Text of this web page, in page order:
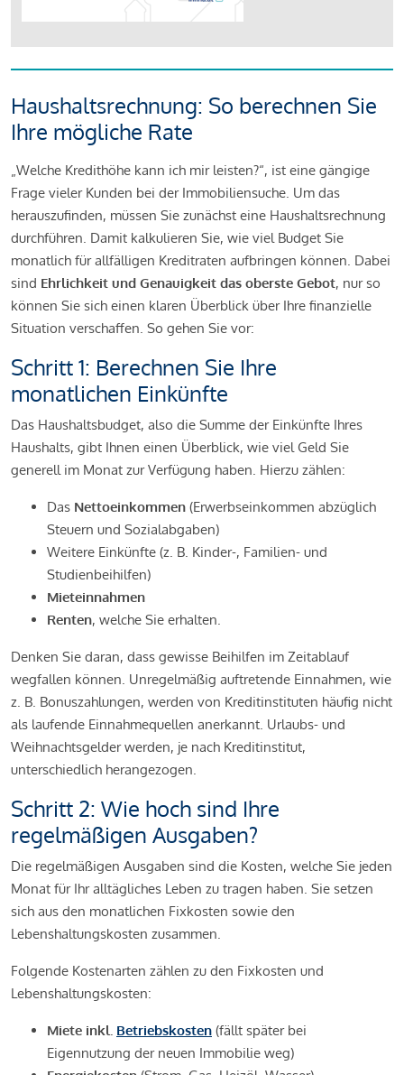
Haushaltsrechnung: So berechnen Sie
Ihre mögliche Rate
„Welche Kredithöhe kann ich mir leisten?“, ist eine gängige
Frage vieler Kunden bei der Immobiliensuche. Um das
herauszufinden, müssen Sie zunächst eine Haushaltsrechnung
durchführen. Damit kalkulieren Sie, wie viel Budget Sie
monatlich für allfälligen Kreditraten aufbringen können. Dabei
sind Ehrlichkeit und Genauigkeit das oberste Gebot, nur so
können Sie sich einen klaren Überblick über Ihre finanzielle
Situation verschaffen. So gehen Sie vor:
Schritt 1: Berechnen Sie Ihre
monatlichen Einkünfte
Das Haushaltsbudget, also die Summe der Einkünfte Ihres
Haushalts, gibt Ihnen einen Überblick, wie viel Geld Sie
generell im Monat zur Verfügung haben. Hierzu zählen:
Das Nettoeinkommen (Erwerbseinkommen abzüglich
Steuern und Sozialabgaben)
Weitere Einkünfte (z. B. Kinder-, Familien- und
Studienbeihilfen)
Mieteinnahmen
Renten, welche Sie erhalten.
Denken Sie daran, dass gewisse Beihilfen im Zeitablauf
wegfallen können. Unregelmäßig auftretende Einnahmen, wie
z. B. Bonuszahlungen, werden von Kreditinstituten häufig nicht
als laufende Einnahmequellen anerkannt. Urlaubs- und
Weihnachtsgelder werden, je nach Kreditinstitut,
unterschiedlich herangezogen.
Schritt 2: Wie hoch sind Ihre
regelmäßigen Ausgaben?
Die regelmäßigen Ausgaben sind die Kosten, welche Sie jeden
Monat für Ihr alltägliches Leben zu tragen haben. Sie setzen
sich aus den monatlichen Fixkosten sowie den
Lebenshaltungskosten zusammen.
Folgende Kostenarten zählen zu den Fixkosten und
Lebenshaltungskosten:
Miete inkl. Betriebskosten (fällt später bei
Eigennutzung der neuen Immobilie weg)